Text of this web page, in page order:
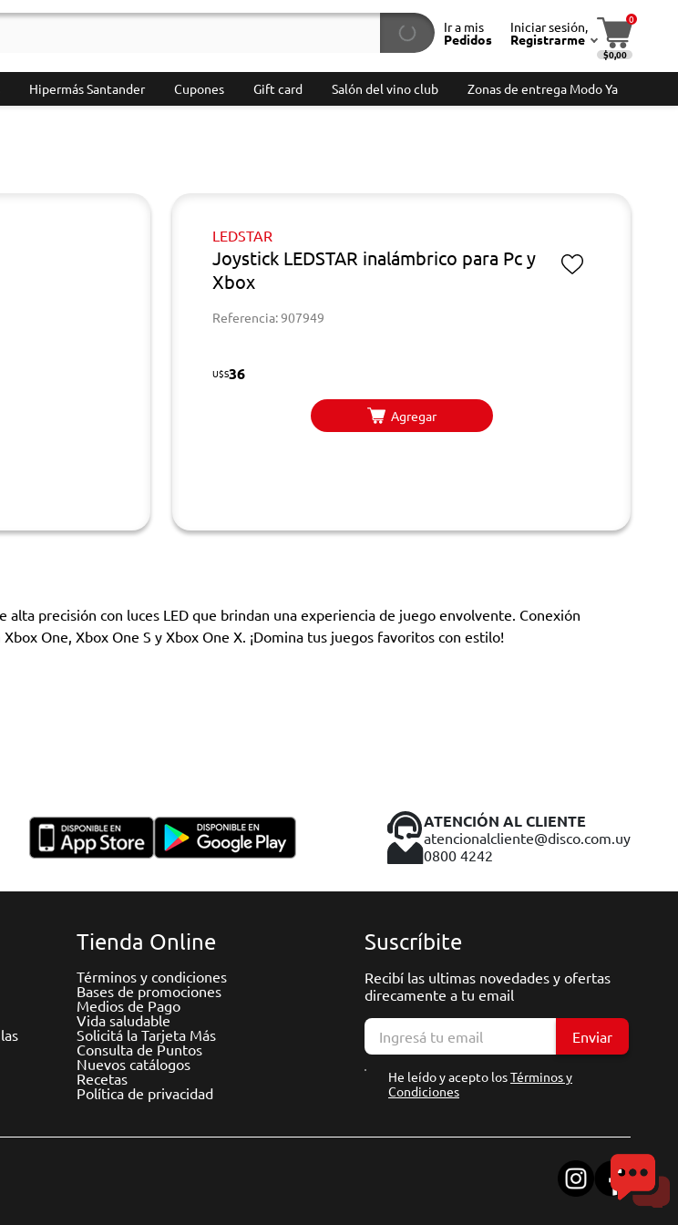
Ir a mis
Pedidos
Iniciar sesión,
Registrarme
0
$0,00
Hipermás Santander Cupones Gift card Salón del vino club Zonas de entrega Modo Ya
LEDSTAR
Joystick LEDSTAR inalámbrico para Pc y
Xbox
Referencia: 907949
U$S36
Agregar
precisión con luces LED que brindan una experiencia de juego envolvente. Conexión
One, Xbox One S y Xbox One X. ¡Domina tus juegos favoritos con estilo!
ATENCIÓN AL CLIENTE
atencionalcliente@disco.com.uy
0800 4242
Tienda Online
Términos y condiciones
Bases de promociones
Medios de Pago
Vida saludable
Solicitá la Tarjeta Más
Consulta de Puntos
Nuevos catálogos
Recetas
Política de privacidad
Suscríbite
Recibí las ultimas novedades y ofertas
direcamente a tu email
Enviar
He leído y acepto losTérminos y
Condiciones